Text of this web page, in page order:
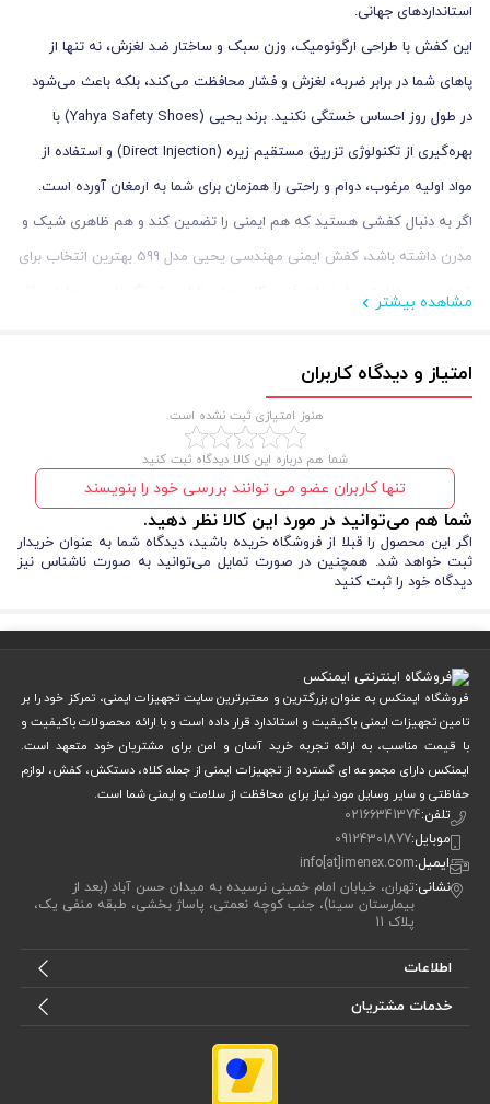
استانداردهای جهانی.
این کفش با طراحی ارگونومیک، وزن سبک و ساختار ضد لغزش، نه تنها از
پاهای شما در برابر ضربه، لغزش و فشار محافظت می‌کند، بلکه باعث می‌شود
در طول روز احساس خستگی نکنید. برند یحیی (Yahya Safety Shoes) با
بهره‌گیری از تکنولوژی تزریق مستقیم زیره (Direct Injection) و استفاده از
مواد اولیه مرغوب، دوام و راحتی را همزمان برای شما به ارمغان آورده است.
اگر به دنبال کفشی هستید که هم ایمنی را تضمین کند و هم ظاهری شیک و
مدرن داشته باشد، کفش ایمنی مهندسی یحیی مدل 599 بهترین انتخاب برای
شماست. در ادامه، مشخصات فنی، کاربردها، مزایا، روش نگهداری و عوامل مؤثر
مشخصات فنی کفش ایمنی مهندسی یحیی کد 599 ضد لغزش
1. طراحی ارگونومیک و مدرن
اینکفش ایمنی مهندسیبا طراحی ارگونومیک ساخته شده تا فشار کمتری
به کف و مچ پا وارد شود. فرم انحنادار کف داخلی، از خستگی پا در استفاده‌های
طولانی‌مدت جلوگیری می‌کند. ظاهر شیک و ترکیب رنگ مشکی و طوسی آن
نیز باعث می‌شود بتوانید آن را در محیط‌های کاری و حتی روزمره بپوشید.
این طراحی خاص، نه تنها حس راحتی را افزایش می‌دهد، بلکه اعتماد به‌نفس
شما را در محیط کاری بالا می‌برد.
رویه بافتی سبک و تنفس‌پذیر
جنس رویه کفش از پارچه بافتی مقاوم و تنفس‌پذیر است که مانع از تعریق پا
در ساعات طولانی کار می‌شود. اگر در محیط‌های گرم یا بسته فعالیت دارید،
این ویژگی از بوی بد پا و رطوبت جلوگیری می‌کند.
این رویه سبک و مقاوم، در عین حال دوام بالایی در برابر کشش و پارگی دارد و
مشاهده بیشتر
امتیاز و دیدگاه کاربران
هنوز امتیازی ثبت نشده است.
شما هم درباره این کالا دیدگاه ثبت کنید
تنها کاربران عضو می توانند بررسی خود را بنویسند
شما هم می‌توانید در مورد این کالا نظر دهید.
اگر این محصول را قبلا از فروشگاه خریده باشید، دیدگاه شما به عنوان خریدار
ثبت خواهد شد. همچنین در صورت تمایل می‌توانید به صورت ناشناس نیز
دیدگاه خود را ثبت کنید
فروشگاه ایمنکس به عنوان بزرگترین و معتبرترین سایت تجهیزات ایمنی، تمرکز خود را بر
تامین تجهیزات ایمنی باکیفیت و استاندارد قرار داده است و با ارائه محصولات باکیفیت و
با قیمت مناسب، به ارائه تجربه خرید آسان و امن برای مشتریان خود متعهد است.
ایمنکس دارای مجموعه ای گسترده از تجهیزات ایمنی از جمله کلاه، دستکش، کفش، لوازم
حفاظتی و سایر وسایل مورد نیاز برای محافظت از سلامت و ایمنی شما است.
تلفن:02166341374
موبایل:09124301877
ایمیل:info[at]imenex.com
نشانی:تهران، خیابان امام خمینی نرسیده به میدان حسن آباد (بعد از
بیمارستان سینا)، جنب کوچه نعمتی، پاساژ بخشی، طبقه منفی یک،
پلاک 11
اطلاعات
خدمات مشتریان